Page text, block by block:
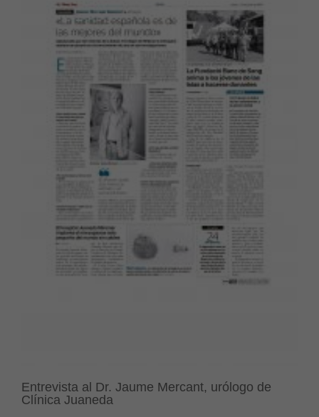
Entrevista al Dr. Jaume Mercant, urólogo de
Clínica Juaneda